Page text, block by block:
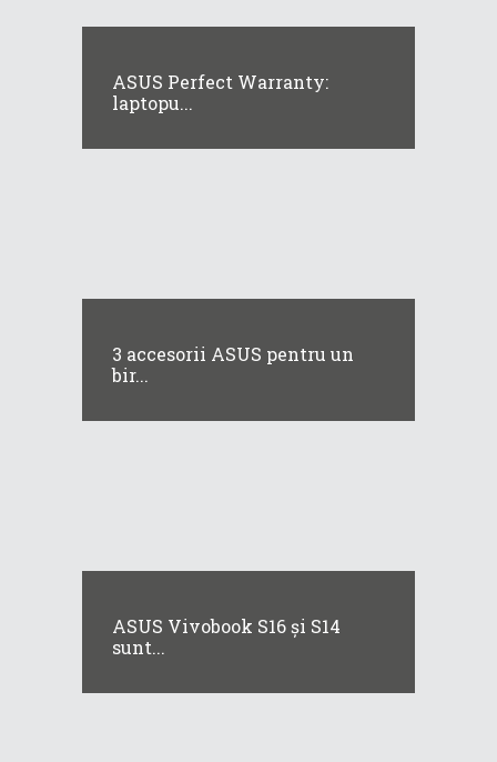
ASUS Perfect Warranty:
laptopu...
3 accesorii ASUS pentru un
bir...
ASUS Vivobook S16 și S14
sunt...